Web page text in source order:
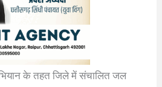
के तहत जिले में संचालित जल